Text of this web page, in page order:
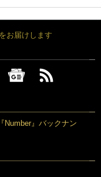
お届けします
Number』バックナン